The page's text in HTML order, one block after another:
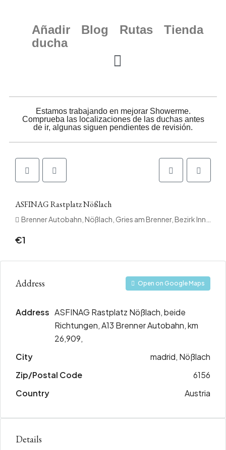
Añadir
ducha
Blog Rutas Tienda
Estamos trabajando en mejorar Showerme.
Comprueba las localizaciones de las duchas antes
de ir, algunas siguen pendientes de revisión.
ASFINAG Rastplatz Nößlach
Brenner Autobahn, Nößlach, Gries am Brenner, Bezirk Innsbruck-Land, Tirol, 6156, Österreich
€1
Address Open on Google Maps
Address ASFINAG Rastplatz Nößlach, beide
Richtungen, A13 Brenner Autobahn, km
26,909,
City
madrid, Nößlach
Zip/Postal Code
6156
Country
Austria
Details